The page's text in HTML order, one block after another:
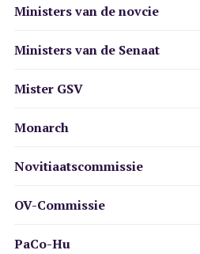
Ministers van de novcie
Ministers van de Senaat
Mister GSV
Monarch
Novitiaatscommissie
OV-Commissie
PaCo-Hu